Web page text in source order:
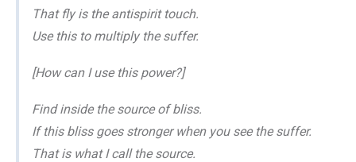
That fly is the antispirit touch.
Use this to multiply the suffer.
[How can I use this power?]
Find inside the source of bliss.
If this bliss goes stronger when you see the suffer.
That is what I call the source.